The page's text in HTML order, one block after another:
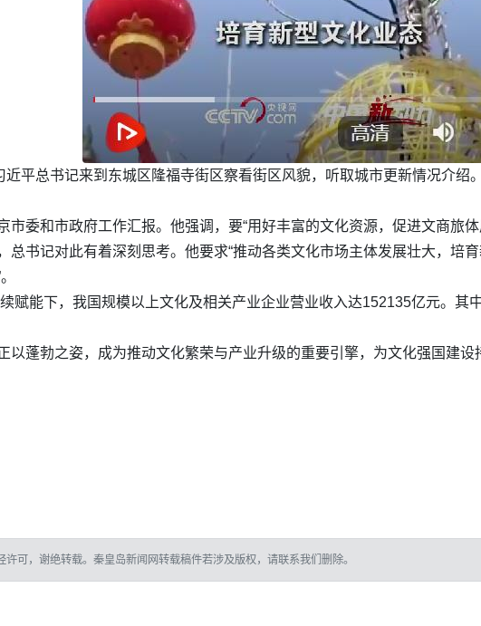
近平总书记来到东城区隆福寺街区察看街区风貌，听取城市更新情况介绍
市委和市政府工作汇报。他强调，要“用好丰富的文化资源，促进文商旅体
总书记对此有着深刻思考。他要求“推动各类文化市场主体发展壮大，培
赋能下，我国规模以上文化及相关产业企业营业收入达152135亿元。其
以蓬勃之姿，成为推动文化繁荣与产业升级的重要引擎，为文化强国建设
可，谢绝转载。秦皇岛新闻网转载稿件若涉及版权，请联系我们删除。